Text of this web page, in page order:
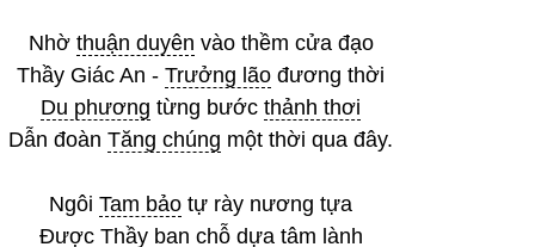
Nhờ thuận duyên vào thềm cửa đạo
Thầy Giác An - Trưởng lão đương thời
Du phương từng bước thảnh thơi
Dẫn đoàn Tăng chúng một thời qua đây.
Ngôi Tam bảo tự rày nương tựa
Được Thầy ban chỗ dựa tâm lành